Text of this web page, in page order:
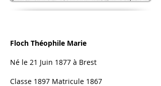
Floch Théophile Marie​
Né le 21 Juin 1877 à Brest
Classe 1897 Matricule 1867